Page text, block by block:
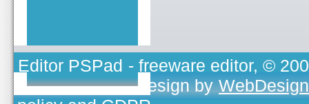
Editor PSPad - freeware editor, ©
TOJEONO.CZ, design by